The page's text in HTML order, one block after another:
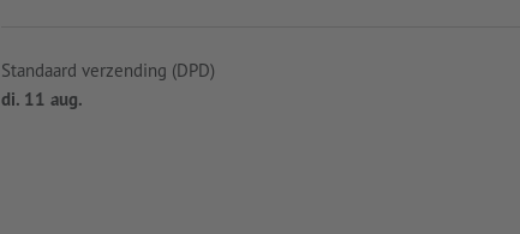
Standaard verzending (DPD)
di. 11 aug.